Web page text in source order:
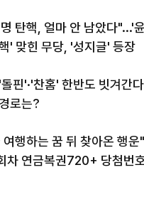
탄핵, 얼마 안 남았다"...'
' 맞힌 무당, '성지글' 등장
핀'·'찬홈' 한반도 빗겨간
로는?
여행하는 꿈 뒤 찾아온 행
차 연금복권720+ 당첨번